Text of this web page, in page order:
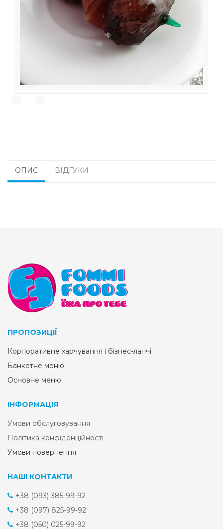
ОПИС ВІДГУКИ
ПРОПОЗИЦІЇ
Корпоративне харчування і бізнес-ланчі
Банкетне меню
Основне меню
ІНФОРМАЦІЯ
Умови обслуговування
Політика конфіденційності
Умови повернення
НАШІ КОНТАКТИ
+38 (093) 385-99-92
+38 (097) 825-99-92
+38 (050) 025-99-92